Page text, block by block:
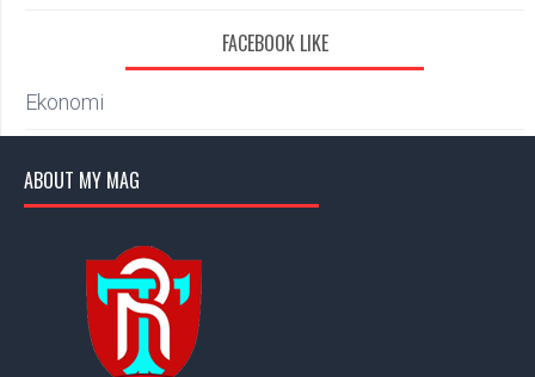
FACEBOOK LIKE
Ekonomi
ABOUT MY MAG